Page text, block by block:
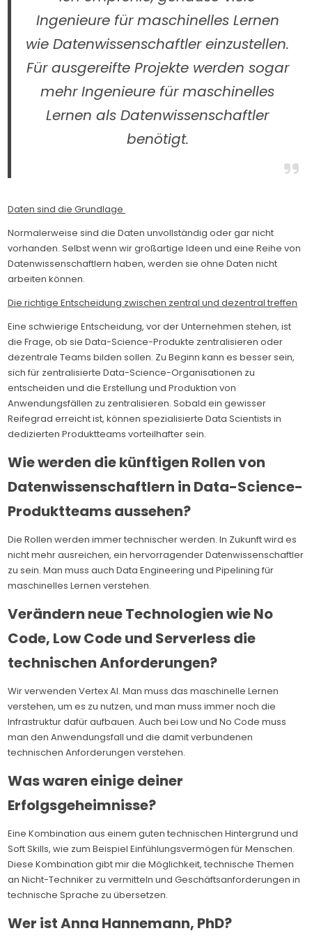
Ingenieure für maschinelles Lernen
wie Datenwissenschaftler einzustellen.
Für ausgereifte Projekte werden sogar
mehr Ingenieure für maschinelles
Lernen als Datenwissenschaftler
benötigt.
Daten sind die Grundlage
Normalerweise sind die Daten unvollständig oder gar nicht
vorhanden. Selbst wenn wir großartige Ideen und eine Reihe von
Datenwissenschaftlern haben, werden sie ohne Daten nicht
arbeiten können.
Die richtige Entscheidung zwischen zentral und dezentral treffen
Eine schwierige Entscheidung, vor der Unternehmen stehen, ist
die Frage, ob sie Data-Science-Produkte zentralisieren oder
dezentrale Teams bilden sollen. Zu Beginn kann es besser sein,
sich für zentralisierte Data-Science-Organisationen zu
entscheiden und die Erstellung und Produktion von
Anwendungsfällen zu zentralisieren. Sobald ein gewisser
Reifegrad erreicht ist, können spezialisierte Data Scientists in
dedizierten Produktteams vorteilhafter sein.
Wie werden die künftigen Rollen von
Datenwissenschaftlern in Data-Science-
Produktteams aussehen?
Die Rollen werden immer technischer werden. In Zukunft wird es
nicht mehr ausreichen, ein hervorragender Datenwissenschaftler
zu sein. Man muss auch Data Engineering und Pipelining für
maschinelles Lernen verstehen.
Verändern neue Technologien wie No
Code, Low Code und Serverless die
technischen Anforderungen?
Wir verwenden Vertex AI. Man muss das maschinelle Lernen
verstehen, um es zu nutzen, und man muss immer noch die
Infrastruktur dafür aufbauen. Auch bei Low und No Code muss
man den Anwendungsfall und die damit verbundenen
technischen Anforderungen verstehen.
Was waren einige deiner
Erfolgsgeheimnisse?
Eine Kombination aus einem guten technischen Hintergrund und
Soft Skills, wie zum Beispiel Einfühlungsvermögen für Menschen.
Diese Kombination gibt mir die Möglichkeit, technische Themen
an Nicht-Techniker zu vermitteln und Geschäftsanforderungen in
technische Sprache zu übersetzen.
Wer ist Anna Hannemann, PhD?